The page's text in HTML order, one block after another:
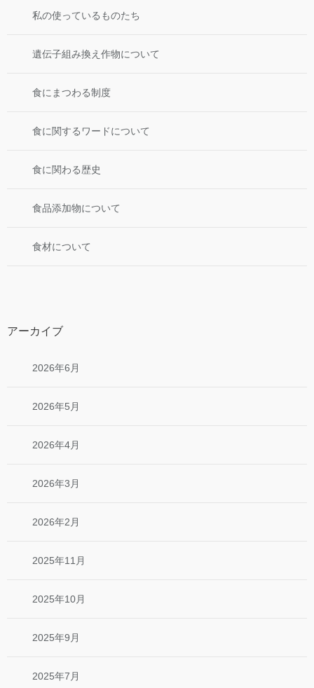
私の使っているものたち
遺伝子組み換え作物について
食にまつわる制度
食に関するワードについて
食に関わる歴史
食品添加物について
食材について
アーカイブ
2026年6月
2026年5月
2026年4月
2026年3月
2026年2月
2025年11月
2025年10月
2025年9月
2025年7月